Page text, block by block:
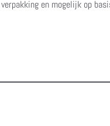
en mogelijk op